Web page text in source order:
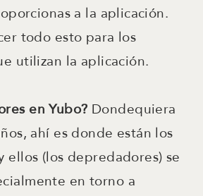
a la aplicación.
todo esto para los
utilizan la aplicación.
en Yubo? Dondequiera
ahí es donde están los
ellos (los depredadores) se
en torno a